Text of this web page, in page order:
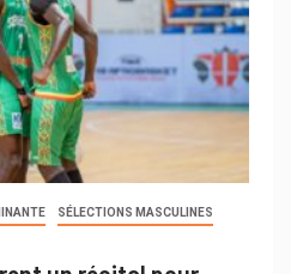
SÉLECTIONS MASCULINES